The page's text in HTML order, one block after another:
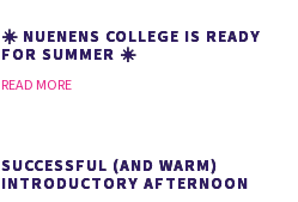
☀️ NUENENS COLLEGE IS READY
FOR SUMMER ☀️
READ MORE
SUCCESSFUL (AND WARM)
INTRODUCTORY AFTERNOON